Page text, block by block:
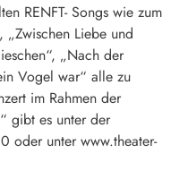
RENFT- Songs wie zum
„Zwischen Liebe und
„Nach der
Vogel war“ alle zu
im Rahmen der
gibt es unter der
oder unter www.theater-